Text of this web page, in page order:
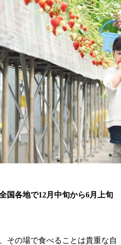
国各地で12月中旬から6月上旬
その場で食べることは貴重な自